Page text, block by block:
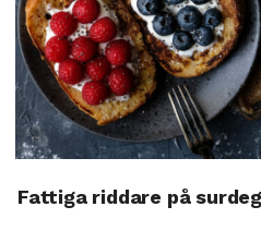
Fattiga riddare på